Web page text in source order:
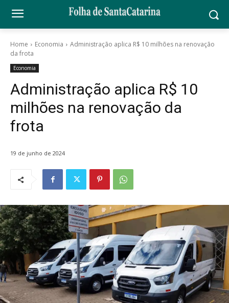
Home Economia
Administração aplica R$ 10 milhões na renovação
da frota
Economia
Administração aplica R$ 10
milhões na renovação da
frota
19 de junho de 2024